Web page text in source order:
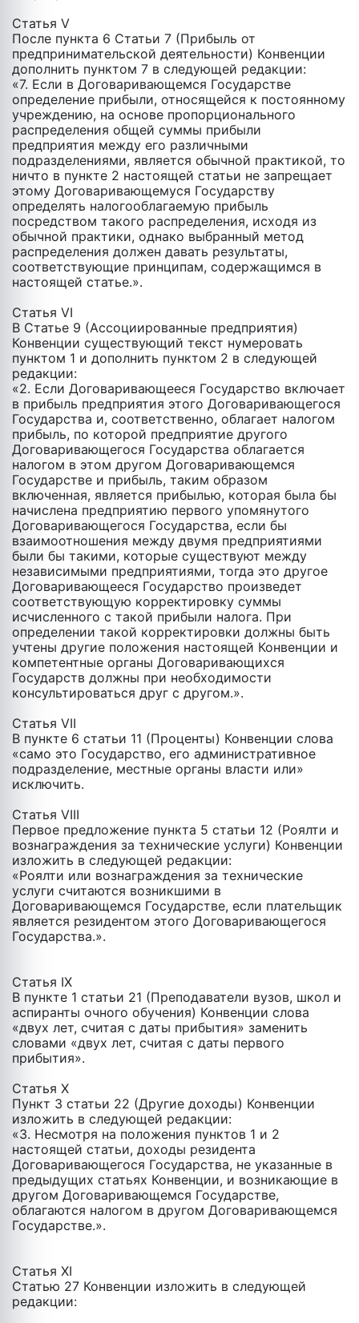
Статья V
После пункта 6 Статьи 7 (Прибыль от
предпринимательской деятельности) Конвенции
дополнить пунктом 7 в следующей редакции:
«7. Если в Договаривающемся Государстве
определение прибыли, относящейся к постоянному
учреждению, на основе пропорционального
распределения общей суммы прибыли
предприятия между его различными
подразделениями, является обычной практикой, то
ничто в пункте 2 настоящей статьи не запрещает
этому Договаривающемуся Государству
определять налогооблагаемую прибыль
посредством такого распределения, исходя из
обычной практики, однако выбранный метод
распределения должен давать результаты,
соответствующие принципам, содержащимся в
настоящей статье.».
Статья VI
В Статье 9 (Ассоциированные предприятия)
Конвенции существующий текст нумеровать
пунктом 1 и дополнить пунктом 2 в следующей
редакции:
«2. Если Договаривающееся Государство включает
в прибыль предприятия этого Договаривающегося
Государства и, соответственно, облагает налогом
прибыль, по которой предприятие другого
Договаривающегося Государства облагается
налогом в этом другом Договаривающемся
Государстве и прибыль, таким образом
включенная, является прибылью, которая была бы
начислена предприятию первого упомянутого
Договаривающегося Государства, если бы
взаимоотношения между двумя предприятиями
были бы такими, которые существуют между
независимыми предприятиями, тогда это другое
Договаривающееся Государство произведет
соответствующую корректировку суммы
исчисленного с такой прибыли налога. При
определении такой корректировки должны быть
учтены другие положения настоящей Конвенции и
компетентные органы Договаривающихся
Государств должны при необходимости
консультироваться друг с другом.».
Статья VII
В пункте 6 статьи 11 (Проценты) Конвенции слова
«само это Государство, его административное
подразделение, местные органы власти или»
исключить.
Статья VIII
Первое предложение пункта 5 статьи 12 (Роялти и
вознаграждения за технические услуги) Конвенции
изложить в следующей редакции:
«Роялти или вознаграждения за технические
услуги считаются возникшими в
Договаривающемся Государстве, если плательщик
является резидентом этого Договаривающегося
Государства.».
Статья IX
В пункте 1 статьи 21 (Преподаватели вузов, школ и
аспиранты очного обучения) Конвенции слова
«двух лет, считая c даты прибытия» заменить
словами «двух лет, считая с даты первого
прибытия».
Статья X
Пункт 3 статьи 22 (Другие доходы) Конвенции
изложить в следующей редакции:
«3. Несмотря на положения пунктов 1 и 2
настоящей статьи, доходы резидента
Договаривающегося Государства, не указанные в
предыдущих статьях Конвенции, и возникающие в
другом Договаривающемся Государстве,
облагаются налогом в другом Договаривающемся
Государстве.».
Статья XI
Статью 27 Конвенции изложить в следующей
редакции: